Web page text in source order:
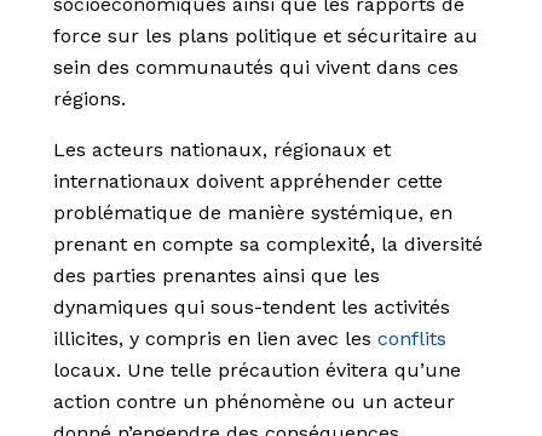
socioéconomiques ainsi que les rapports de
force sur les plans politique et sécuritaire au
sein des communautés qui vivent dans ces
régions.
Les acteurs nationaux, régionaux et
internationaux doivent appréhender cette
problématique de manière systémique, en
prenant en compte sa complexité́, la diversité
des parties prenantes ainsi que les
dynamiques qui sous-tendent les activités
illicites, y compris en lien avec les conflits
locaux. Une telle précaution évitera qu’une
action contre un phénomène ou un acteur